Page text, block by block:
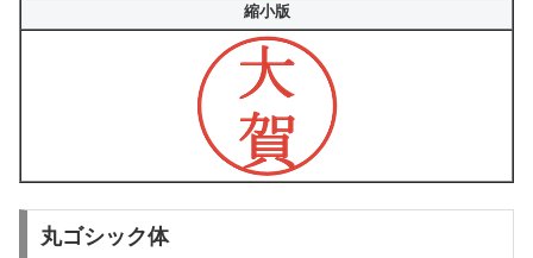
縮小版
丸ゴシック体